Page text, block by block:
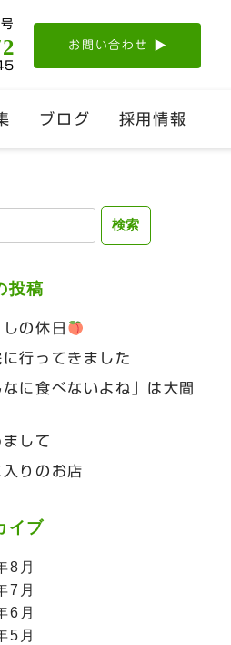
お問い合わせ
ブログ 採用情報
投稿
の休日
行ってきました
なに食べないよね」は大間
して
入りのお店
イブ
8月
7月
6月
5月